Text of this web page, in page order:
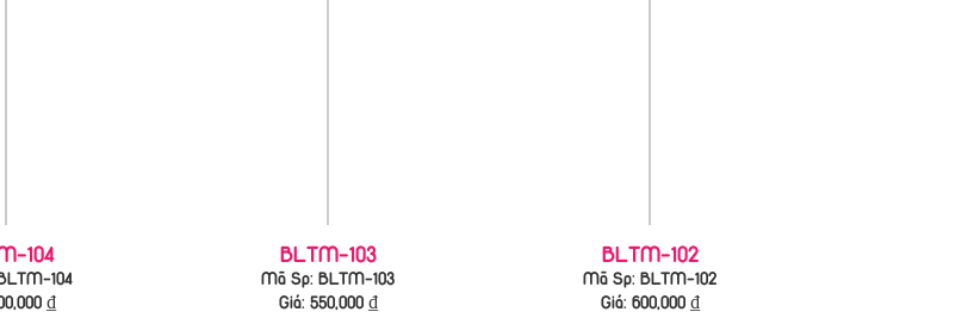
104
104
₫
BLTM-103
Mã Sp: BLTM-103
Giá: 550,000₫
BLTM-102
Mã Sp: BLTM-102
Giá: 600,000₫